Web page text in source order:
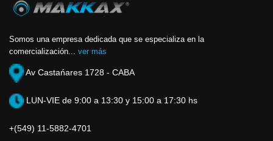
Somos una empresa dedicada que se especializa en la
comercialización... ver más
Av Castańares 1728 - CABA
LUN-VIE de 9:00 a 13:30 y 15:00 a 17:30 hs
+(549) 11-5882-4701